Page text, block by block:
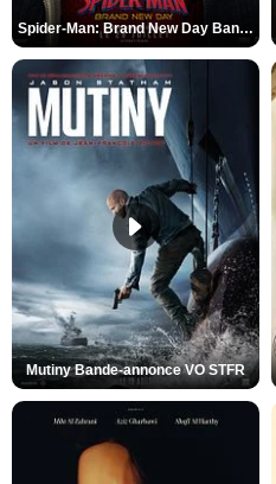
Spider-Man: Brand New Day Bande-annonce VO STFR
Mutiny Bande-annonce VO STFR